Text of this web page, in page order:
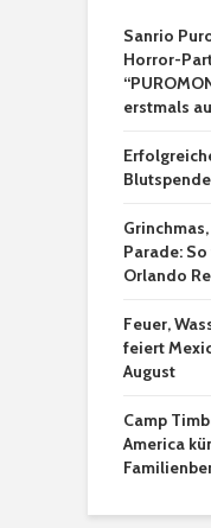
Sanrio
Horror-
erstmals
Parade:
Orlando
Feuer,
feiert
August
Camp
America